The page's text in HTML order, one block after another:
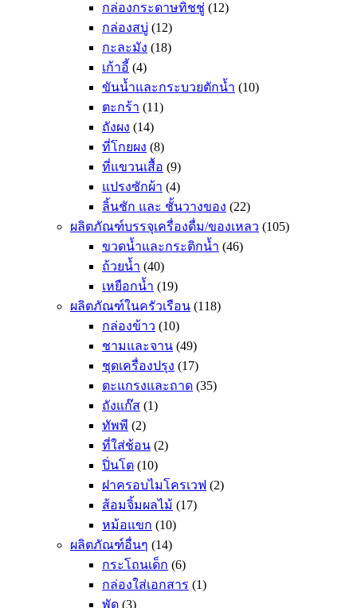
กล่องกระดาษทิชชู่ (12)
กล่องสบู่ (12)
กะละมัง (18)
เก้าอี้ (4)
ขันน้ำและกระบวยตักน้ำ (10)
ตะกร้า (11)
ถังผง (14)
ที่โกยผง (8)
ที่แขวนเสื้อ (9)
แปรงซักผ้า (4)
ลิ้นชัก และ ชั้นวางของ (22)
ผลิตภัณฑ์บรรจุเครื่องดื่ม/ของเหลว (105)
ขวดน้ำและกระติกน้ำ (46)
ถ้วยน้ำ (40)
เหยือกน้ำ (19)
ผลิตภัณฑ์ในครัวเรือน (118)
กล่องข้าว (10)
ชามและจาน (49)
ชุดเครื่องปรุง (17)
ตะแกรงและถาด (35)
ถังแก๊ส (1)
ทัพพี (2)
ที่ใส่ช้อน (2)
ปิ่นโต (10)
ฝาครอบไมโครเวฟ (2)
ส้อมจิ้มผลไม้ (17)
หม้อแขก (10)
ผลิตภัณฑ์อื่นๆ (14)
กระโถนเด็ก (6)
กล่องใส่เอกสาร (1)
พัด (3)